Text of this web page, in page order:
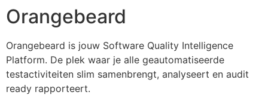
Orangebeard
Orangebeard is jouw Software Quality Intelligence
Platform. De plek waar je alle geautomatiseerde
testactiviteiten slim samenbrengt, analyseert en audit
ready rapporteert.